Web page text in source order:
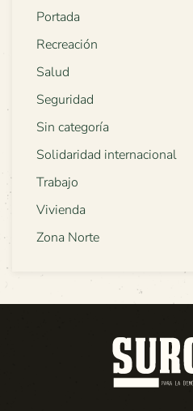
Portada
Recreación
Salud
Seguridad
Sin categoría
Solidaridad internacional
Trabajo
Vivienda
Zona Norte